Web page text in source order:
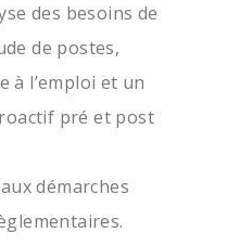
des besoins de
de postes,
à l’emploi et un
pré et post
démarches